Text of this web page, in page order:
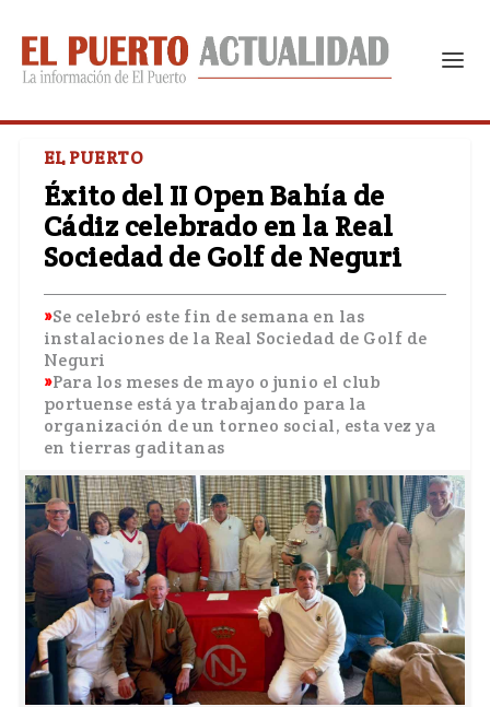
EL PUERTO
Éxito del II Open Bahía de
Cádiz celebrado en la Real
Sociedad de Golf de Neguri
Se celebró este fin de semana en las
instalaciones de la Real Sociedad de Golf de
Neguri
Para los meses de mayo o junio el club
portuense está ya trabajando para la
organización de un torneo social, esta vez ya
en tierras gaditanas